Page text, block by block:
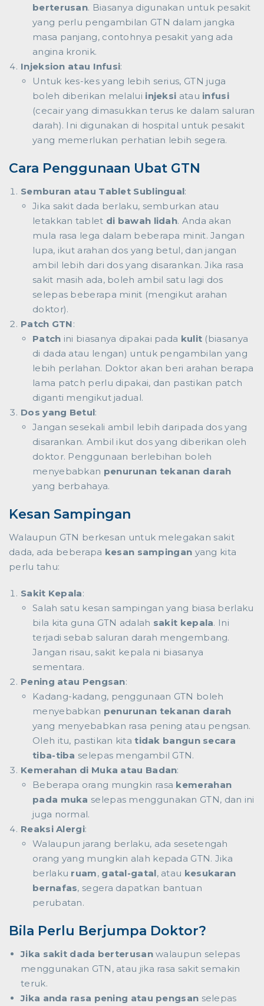
berterusan. Biasanya digunakan untuk pesakit
yang perlu pengambilan GTN dalam jangka
masa panjang, contohnya pesakit yang ada
angina kronik.
Injeksion atau Infusi:
Untuk kes-kes yang lebih serius, GTN juga
boleh diberikan melalui injeksi atau infusi
(cecair yang dimasukkan terus ke dalam saluran
darah). Ini digunakan di hospital untuk pesakit
yang memerlukan perhatian lebih segera.
Cara Penggunaan Ubat GTN
Semburan atau Tablet Sublingual:
Jika sakit dada berlaku, semburkan atau
letakkan tablet di bawah lidah. Anda akan
mula rasa lega dalam beberapa minit. Jangan
lupa, ikut arahan dos yang betul, dan jangan
ambil lebih dari dos yang disarankan. Jika rasa
sakit masih ada, boleh ambil satu lagi dos
selepas beberapa minit (mengikut arahan
doktor).
Patch GTN:
Patch ini biasanya dipakai pada kulit (biasanya
di dada atau lengan) untuk pengambilan yang
lebih perlahan. Doktor akan beri arahan berapa
lama patch perlu dipakai, dan pastikan patch
diganti mengikut jadual.
Dos yang Betul:
Jangan sesekali ambil lebih daripada dos yang
disarankan. Ambil ikut dos yang diberikan oleh
doktor. Penggunaan berlebihan boleh
menyebabkan penurunan tekanan darah
yang berbahaya.
Kesan Sampingan
Walaupun GTN berkesan untuk melegakan sakit
dada, ada beberapa kesan sampingan yang kita
perlu tahu:
Sakit Kepala:
Salah satu kesan sampingan yang biasa berlaku
bila kita guna GTN adalah sakit kepala. Ini
terjadi sebab saluran darah mengembang.
Jangan risau, sakit kepala ni biasanya
sementara.
Pening atau Pengsan:
Kadang-kadang, penggunaan GTN boleh
menyebabkan penurunan tekanan darah
yang menyebabkan rasa pening atau pengsan.
Oleh itu, pastikan kitatidak bangun secara
tiba-tiba selepas mengambil GTN.
Kemerahan di Muka atau Badan:
Beberapa orang mungkin rasa kemerahan
pada muka selepas menggunakan GTN, dan ini
juga normal.
Reaksi Alergi:
Walaupun jarang berlaku, ada sesetengah
orang yang mungkin alah kepada GTN. Jika
berlaku ruam, gatal-gatal, atau kesukaran
bernafas, segera dapatkan bantuan
perubatan.
Bila Perlu Berjumpa Doktor?
Jika sakit dada berterusanwalaupun selepas
menggunakan GTN, atau jika rasa sakit semakin
teruk.
Jika anda rasa pening atau pengsan selepas